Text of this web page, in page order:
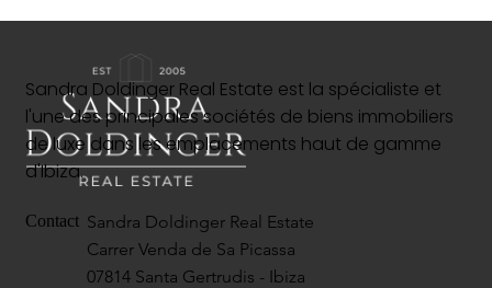
Sandra Doldinger Real Estate est la spécialiste et
l'une des principales sociétés de biens immobiliers
de luxe dans les emplacements haut de gamme
d'Ibiza.
Contact Sandra Doldinger Real Estate
Carrer Venda de Sa Picassa
07814 Santa Gertrudis - Ibiza